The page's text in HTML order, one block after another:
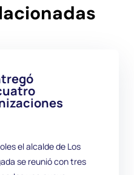
el alcalde de Los
se reunió con tres